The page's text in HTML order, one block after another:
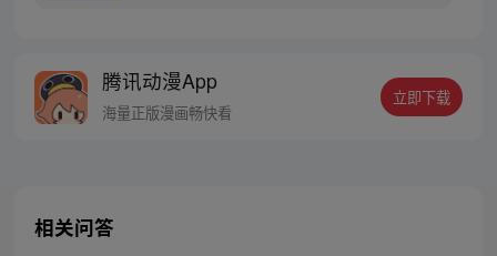
腾讯动漫App
海量正版漫画畅快看
立即下载
相关问答